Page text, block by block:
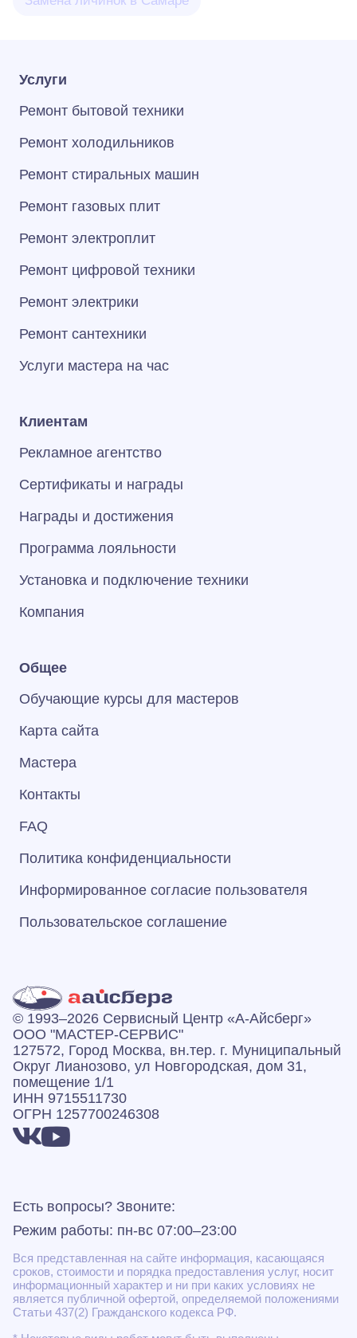
Услуги
Ремонт бытовой техники
Ремонт холодильников
Ремонт стиральных машин
Ремонт газовых плит
Ремонт электроплит
Ремонт цифровой техники
Ремонт электрики
Ремонт сантехники
Услуги мастера на час
Клиентам
Рекламное агентство
Сертификаты и награды
Награды и достижения
Программа лояльности
Установка и подключение техники
Компания
Общее
Обучающие курсы для мастеров
Карта сайта
Мастера
Контакты
FAQ
Политика конфиденциальности
Информированное согласие пользователя
Пользовательское соглашение
© 1993–2026 Сервисный Центр «А‑Айсберг»
ООО "МАСТЕР-СЕРВИС"
127572, Город Москва, вн.тер. г. Муниципальный
Округ Лианозово, ул Новгородская, дом 31,
помещение 1/1
ИНН 9715511730
ОГРН 1257700246308
Есть вопросы? Звоните:
Режим работы: пн-вс 07:00–23:00
Вся представленная на сайте информация, касающаяся
сроков, стоимости и порядка предоставления услуг, носит
информационный характер и ни при каких условиях не
является публичной офертой, определяемой положениями
Статьи 437(2) Гражданского кодекса РФ.